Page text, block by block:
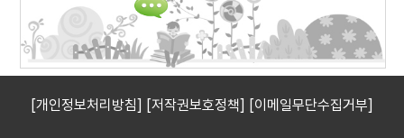
[개인정보처리방침] [저작권보호정책] [이메일무단수집거부]